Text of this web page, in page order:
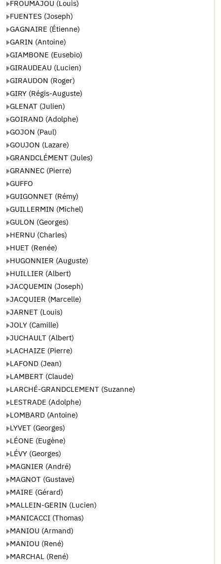
FROUMAJOU (Louis)
FUENTES (Joseph)
GAGNAIRE (Étienne)
GARIN (Antoine)
GIAMBONE (Eusebio)
GIRAUDEAU (Lucien)
GIRAUDON (Roger)
GIRY (Régis-Auguste)
GLENAT (Julien)
GOIRAND (Adolphe)
GOJON (Paul)
GOUJON (Lazare)
GRANDCLÉMENT (Jules)
GRANNEC (Pierre)
GUFFO
GUIGONNET (Rémy)
GUILLERMIN (Michel)
GULON (Georges)
HERNU (Charles)
HUET (Renée)
HUGONNIER (Auguste)
HUILLIER (Albert)
JACQUEMIN (Joseph)
JACQUIER (Marcelle)
JARNET (Louis)
JOLY (Camille)
JUCHAULT (Albert)
LACHAIZE (Pierre)
LAFOND (Jean)
LAMBERT (Claude)
LARCHÉ-GRANDCLEMENT (Suzanne)
LESTRADE (Adolphe)
LOMBARD (Antoine)
LYVET (Georges)
LÉONE (Eugène)
LÉVY (Georges)
MAGNIER (André)
MAGNOT (Gustave)
MAIRE (Gérard)
MALLEIN-GERIN (Lucien)
MANICACCI (Thomas)
MANIOU (Armand)
MANIOU (René)
MARCHAL (René)